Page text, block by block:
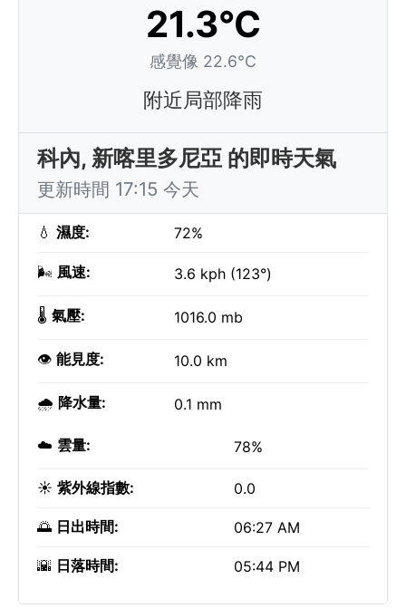
21.3°C
感覺像 22.6°C
附近局部降雨
科內, 新喀里多尼亞 的即時天氣
更新時間 17:15 今天
💧 濕度: 72%
🌬️ 風速: 3.6 kph (123°)
🌡️ 氣壓: 1016.0 mb
👁️ 能見度: 10.0 km
🌧️ 降水量: 0.1 mm
☁️ 雲量: 78%
☀️ 紫外線指數: 0.0
🌅 日出時間: 06:27 AM
🌇 日落時間: 05:44 PM